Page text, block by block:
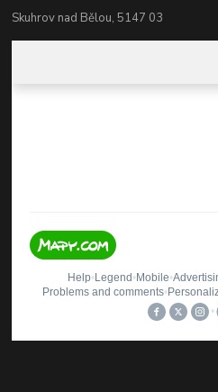
Skuhrov nad Bělou, 5147 03